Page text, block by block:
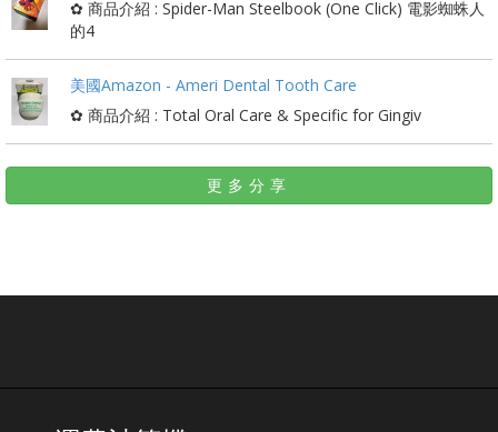
✿ 商品介紹 : Spider-Man Steelbook (One Click) 電影蜘蛛人
的4
美國Amazon - Ameri Dental Tooth Care
✿ 商品介紹 : Total Oral Care & Specific for Gingiv
更多分享